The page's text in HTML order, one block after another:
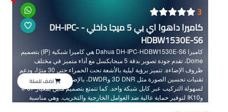
3
كاميرا داهوا اي بي 5 ميجا داخلي - DH-IPC-
HDBW1530E-S6
كاميرا Dahua DH-IPC-HDBW1530E-S6 هي كاميرا شبكية (IP) بتصميم
Dome، تقدم جودة تصوير بدقة 5 ميجابكسل مع أداء متميز في مختلف
ظروف الإضاءة. تتميز برؤية ليلية بالأشعة تحت الحمراء حتى 30 مترًا، ودعم
تقنيات تحسين الصورة مثل 3D DNR وDWDR، بالإضافة إلى دعم PoE
لسهولة التركيب عبر كابل شبكة واحد. كما تتمتع بتصميم متين بمعيار IP67
وIK10 لتوفير حماية عالية ضد العوامل الخارجية والتخريب. وهي مناسبة
اضف للسلة